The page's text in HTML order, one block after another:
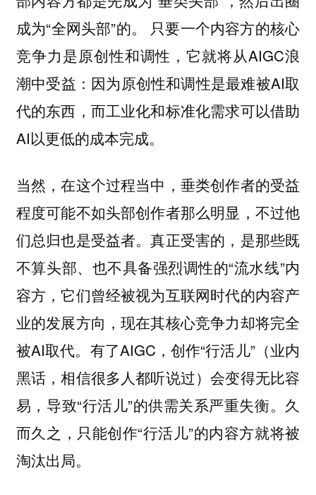
成为“全网头部”的。 只要一个内容方的核心
竞争力是原创性和调性，它就将从AIGC浪
潮中受益：因为原创性和调性是最难被AI取
代的东西，而工业化和标准化需求可以借助
AI以更低的成本完成。
当然，在这个过程当中，垂类创作者的受益
程度可能不如头部创作者那么明显，不过他
们总归也是受益者。真正受害的，是那些既
不算头部、也不具备强烈调性的“流水线”内
容方，它们曾经被视为互联网时代的内容产
业的发展方向，现在其核心竞争力却将完全
被AI取代。有了AIGC，创作“行活儿”（业内
黑话，相信很多人都听说过）会变得无比容
易，导致“行活儿”的供需关系严重失衡。久
而久之，只能创作“行活儿”的内容方就将被
淘汰出局。